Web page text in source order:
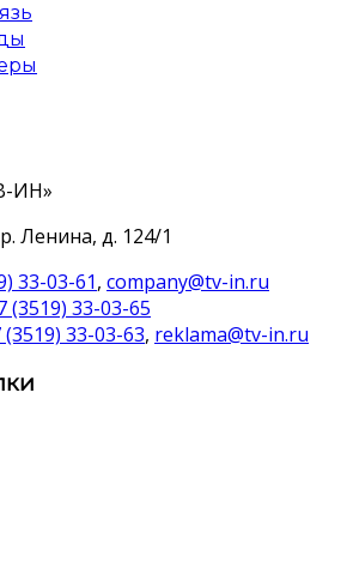
ИН»
Ленина, д. 124/1
33-03-61, company@tv-in.ru
(3519) 33-03-65
(3519) 33-03-63, reklama@tv-in.ru